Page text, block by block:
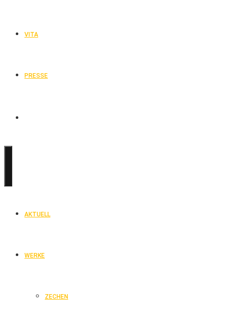
VITA
PRESSE
AKTUELL
WERKE
ZECHEN